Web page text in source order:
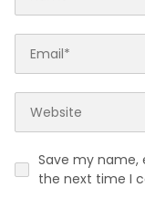
Save my name,
the next time I